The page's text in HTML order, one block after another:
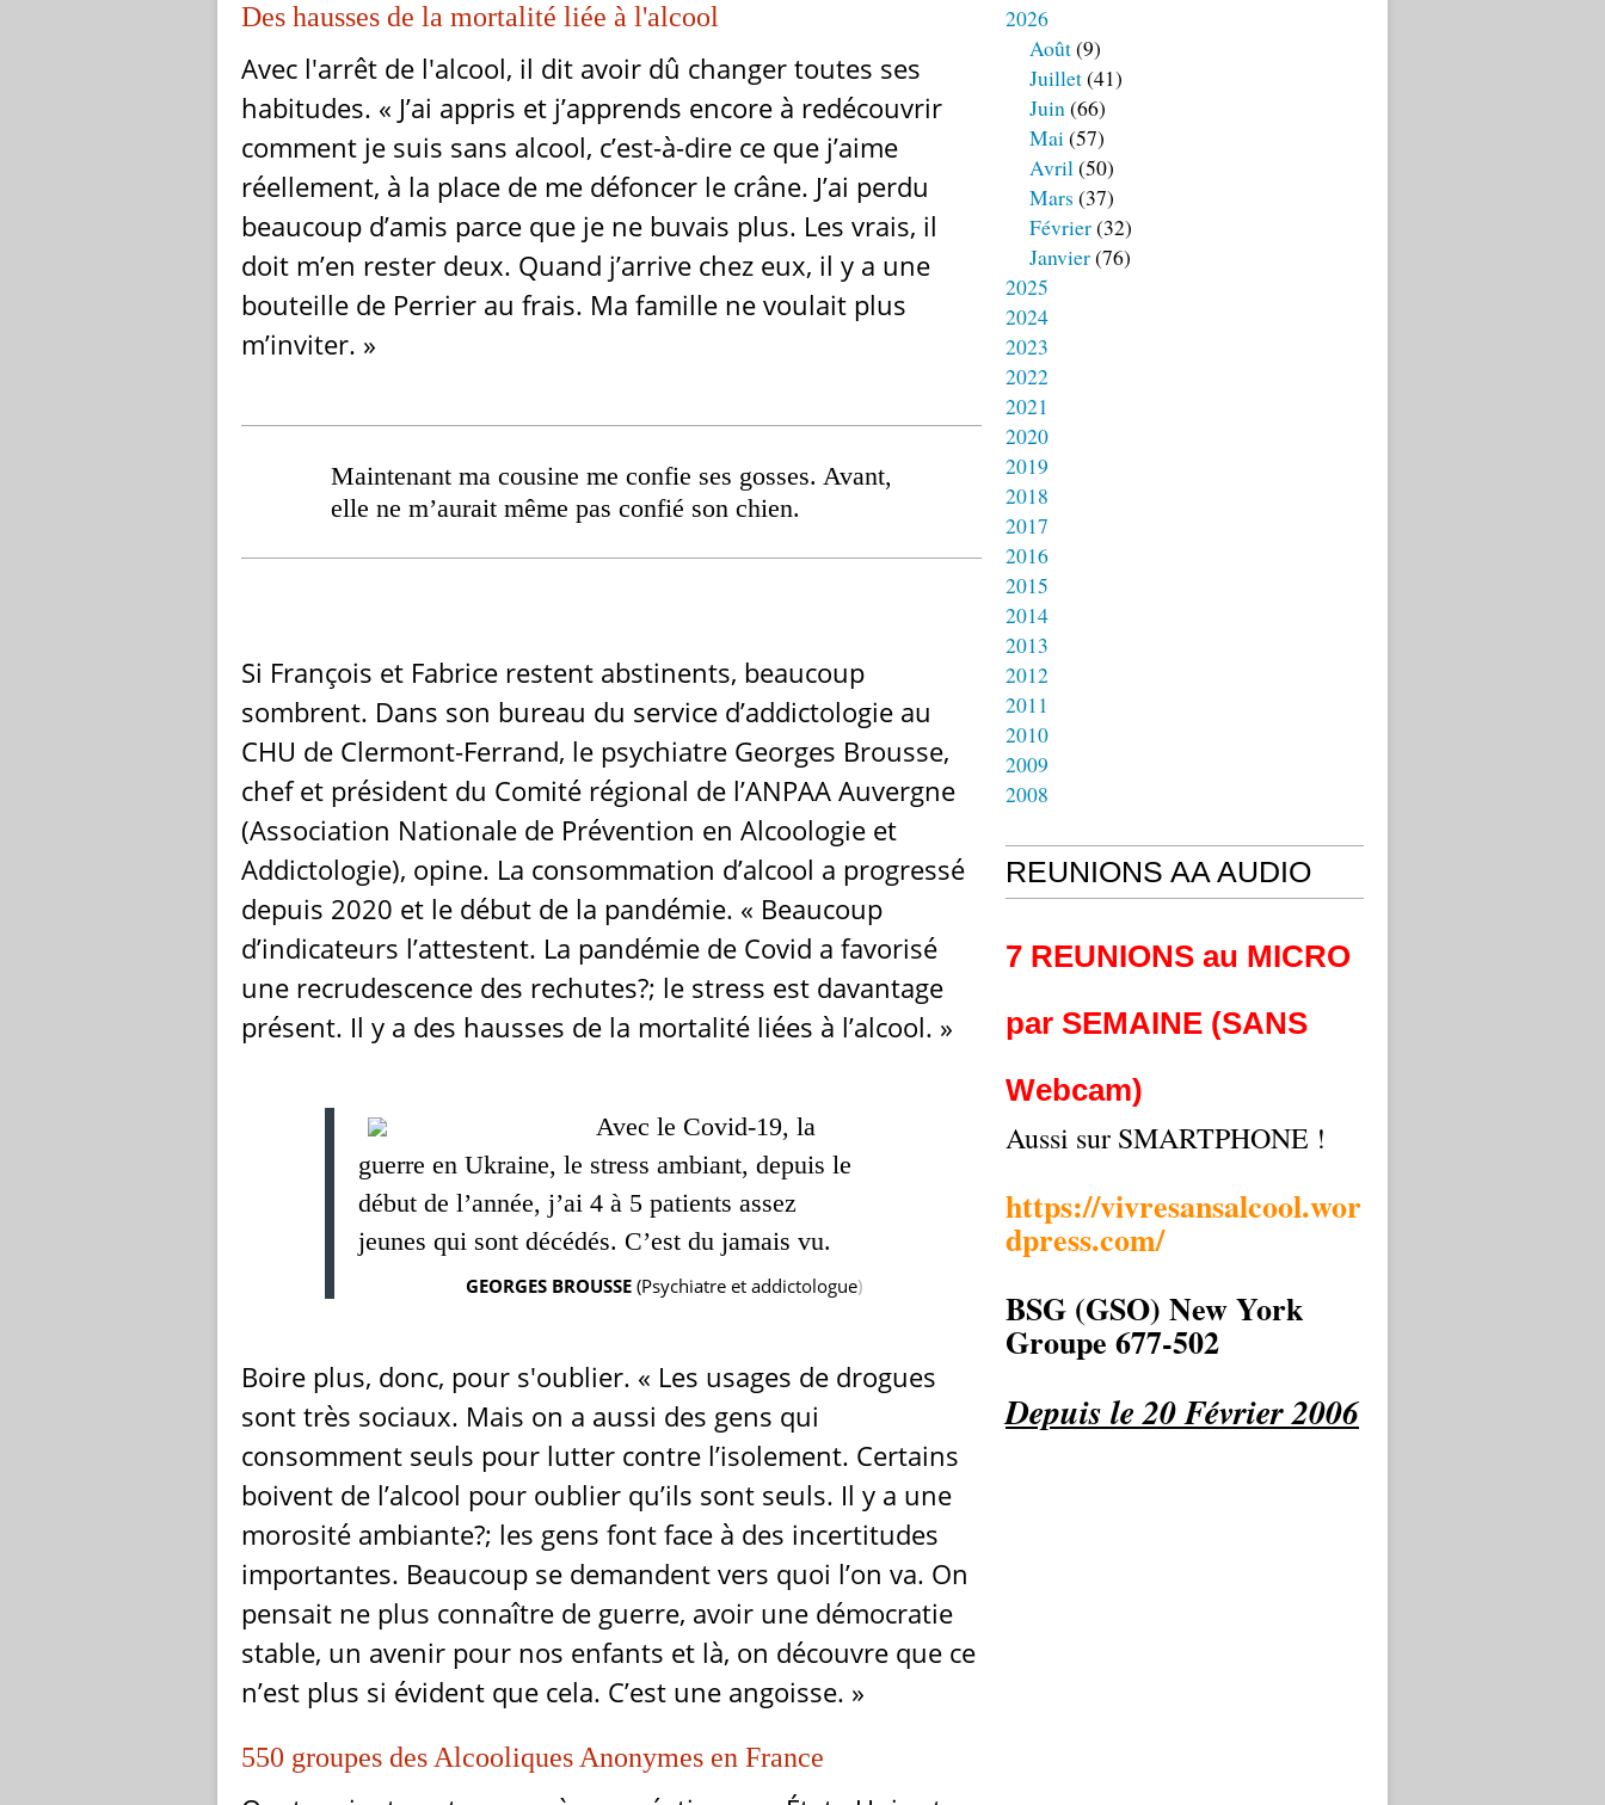
Des hausses de la mortalité liée à l'alcool
Avec l'arrêt de l'alcool, il dit avoir dû changer toutes ses
habitudes. « J’ai appris et j’apprends encore à redécouvrir
comment je suis sans alcool, c’est-à-dire ce que j’aime
réellement, à la place de me défoncer le crâne. J’ai perdu
beaucoup d’amis parce que je ne buvais plus. Les vrais, il
doit m’en rester deux. Quand j’arrive chez eux, il y a une
bouteille de Perrier au frais. Ma famille ne voulait plus
m’inviter. »
Maintenant ma cousine me confie ses gosses. Avant,
elle ne m’aurait même pas confié son chien.
Si François et Fabrice restent abstinents, beaucoup
sombrent. Dans son bureau du service d’addictologie au
CHU de Clermont-Ferrand, le psychiatre Georges Brousse,
chef et président du Comité régional de l’ANPAA Auvergne
(Association Nationale de Prévention en Alcoologie et
Addictologie), opine. La consommation d’alcool a progressé
depuis 2020 et le début de la pandémie. « Beaucoup
d’indicateurs l’attestent. La pandémie de Covid a favorisé
une recrudescence des rechutes?; le stress est davantage
présent. Il y a des hausses de la mortalité liées à l’alcool. »
Avec le Covid-19, la
guerre en Ukraine, le stress ambiant, depuis le
début de l’année, j’ai 4 à 5 patients assez
jeunes qui sont décédés. C’est du jamais vu.
GEORGES BROUSSE(Psychiatre et addictologue)
Boire plus, donc, pour s'oublier. « Les usages de drogues
sont très sociaux. Mais on a aussi des gens qui
consomment seuls pour lutter contre l’isolement. Certains
boivent de l’alcool pour oublier qu’ils sont seuls. Il y a une
morosité ambiante?; les gens font face à des incertitudes
importantes. Beaucoup se demandent vers quoi l’on va. On
pensait ne plus connaître de guerre, avoir une démocratie
stable, un avenir pour nos enfants et là, on découvre que ce
n’est plus si évident que cela. C’est une angoisse. »
550 groupes des Alcooliques Anonymes en France
2026
Août(9)
Juillet(41)
Juin(66)
Mai(57)
Avril(50)
Mars (37)
Février(32)
Janvier(76)
2025
2024
2023
2022
2021
2020
2019
2018
2017
2016
2015
2014
2013
2012
2011
2010
2009
2008
REUNIONS AA AUDIO
7 REUNIONS au MICRO
par SEMAINE (SANS
Webcam)
Aussi sur SMARTPHONE !
https://vivresansalcool.wor
dpress.com/
BSG (GSO) New York
Groupe 677-502
Depuis le 20 Février 2006